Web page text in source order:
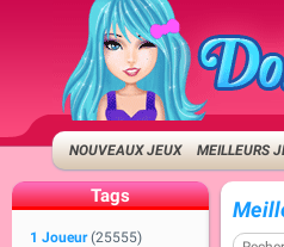
NOUVEAUX JEUX MEILLEURS
Tags
1 Joueur (25555)